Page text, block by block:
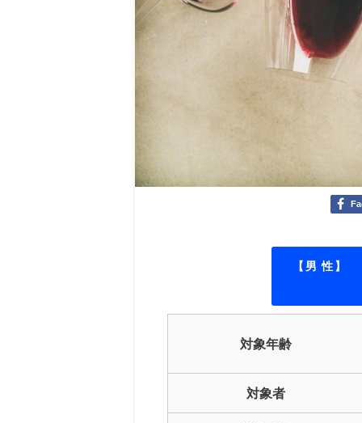
【男 性】
対象年齢
対象者